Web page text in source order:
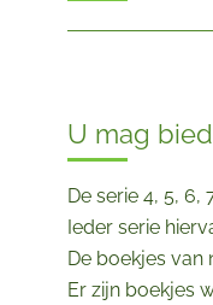
U mag
De serie 4, 5, 6,
Ieder serie
De boekjes van
Er zijn boekjes